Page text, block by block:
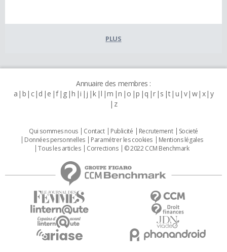
PLUS
Annuaire des membres :
a b c d e f g h i j k l m n o p q r s t u v w x y
z
Qui sommes nous Contact Publicité Recrutement
Societé
Données personnelles
Paramétrer les cookies
Mentions légales
Tous les articles
Corrections © 2022 CCM Benchmark